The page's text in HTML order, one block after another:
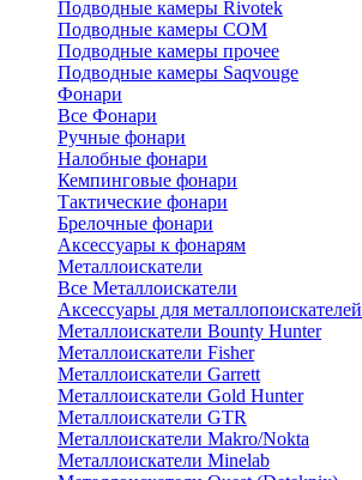
Подводные камеры Rivotek
Подводные камеры СОМ
Подводные камеры прочее
Подводные камеры Saqvouge
Фонари
Все Фонари
Ручные фонари
Налобные фонари
Кемпинговые фонари
Тактические фонари
Брелочные фонари
Аксессуары к фонарям
Металлоискатели
Все Металлоискатели
Аксессуары для металлопоискателей
Металлоискатели Bounty Hunter
Металлоискатели Fisher
Металлоискатели Garrett
Металлоискатели Gold Hunter
Металлоискатели GTR
Металлоискатели Makro/Nokta
Металлоискатели Minelab